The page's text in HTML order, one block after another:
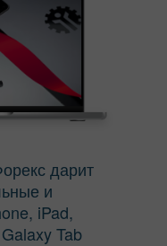
дарит
и
iPad,
Tab